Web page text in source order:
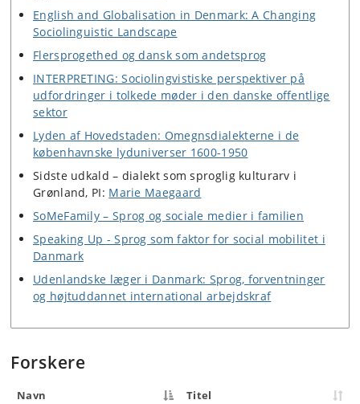
English and Globalisation in Denmark: A Changing
Sociolinguistic Landscape
Flersprogethed og dansk som andetsprog
INTERPRETING: Sociolingvistiske perspektiver på
udfordringer i tolkede møder i den danske offentlige
sektor
Lyden af Hovedstaden: Omegnsdialekterne i de
københavnske lyduniverser 1600-1950
Sidste udkald – dialekt som sproglig kulturarv i
Grønland, PI: Marie Maegaard
SoMeFamily – Sprog og sociale medier i familien
Speaking Up - Sprog som faktor for social mobilitet i
Danmark
Udenlandske læger i Danmark: Sprog, forventninger
og højtuddannet international arbejdskraf
Forskere
Navn Titel